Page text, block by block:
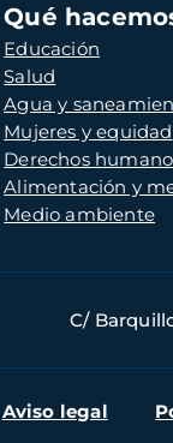
Qué
Educación
Salud
Agua y
Mujeres y equidad
Derechos
Alimentación y
Medio ambiente
C/
Aviso legal